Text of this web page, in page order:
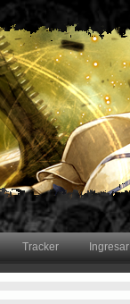
Tracker Ingresar